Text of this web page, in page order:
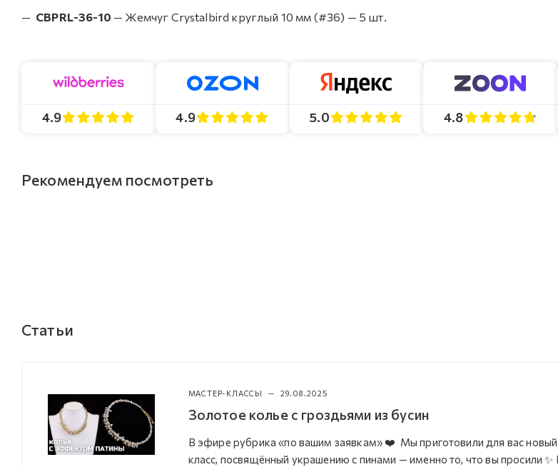
CBPRL-36-10 — Жемчуг Crystalbird круглый 10 мм (#36) — 5 шт.
4.9 4.9 5.0 4.8
Рекомендуем посмотреть
Статьи
МАСТЕР-КЛАССЫ — 29.08.2025
Золотое колье с гроздьями из бусин
В эфире рубрика «по вашим заявкам» ❤️ Мы приготовили для вас
класс, посвящённый украшению с пинами — именно то, что вы просили ✨